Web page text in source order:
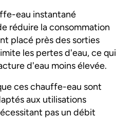
eau instantané
réduire la consommation
placé près des sorties
les pertes d'eau, ce qui
d'eau moins élevée.
ces chauffe-eau sont
aux utilisations
pas un débit